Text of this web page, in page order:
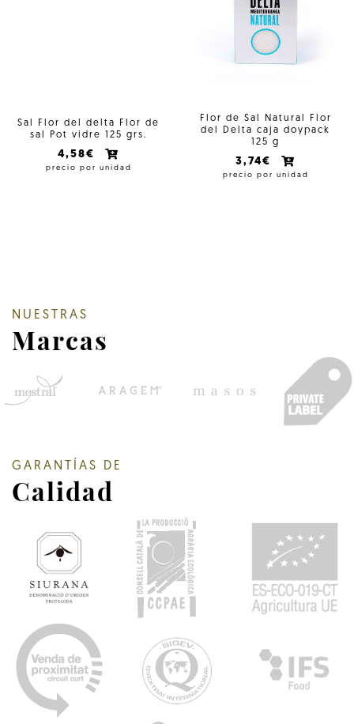
Sal Flor del delta Flor de
sal Pot vidre 125 grs.
4,58€
precio por unidad
Flor de Sal Natural Flor
del Delta caja doypack
125 g
3,74€
precio por unidad
NUESTRAS
Marcas
GARANTÍAS DE
Calidad